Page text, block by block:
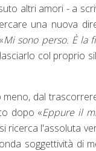
altri amori - a
una nuova
Mi sono perso. È la
col proprio
dal
dopo «Eppure il
l'assoluta
soggettività di